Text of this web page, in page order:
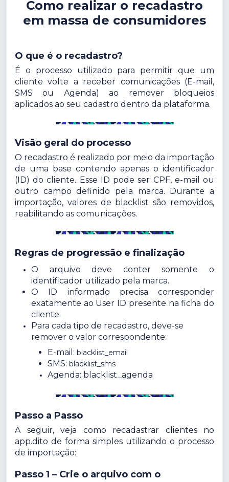
Como realizar o recadastro
em massa de consumidores
O que é o recadastro?
É o processo utilizado para permitir que um
cliente volte a receber comunicações (E-mail,
SMS ou Agenda) ao remover bloqueios
aplicados ao seu cadastro dentro da plataforma.
Visão geral do processo
O recadastro é realizado por meio da importação
de uma base contendo apenas o identificador
(ID) do cliente. Esse ID pode ser CPF, e-mail ou
outro campo definido pela marca. Durante a
importação, valores de blacklist são removidos,
reabilitando as comunicações.
Regras de progressão e finalização
O arquivo deve conter somente o
identificador utilizado pela marca.
O ID informado precisa corresponder
exatamente ao User ID presente na ficha do
cliente.
Para cada tipo de recadastro, deve-se
remover o valor correspondente:
E-mail: blacklist_email
SMS: blacklist_sms
Agenda: blacklist_agenda
Passo a Passo
A seguir, veja como recadastrar clientes no
app.dito de forma simples utilizando o processo
de importação:
Passo 1 – Crie o arquivo com o